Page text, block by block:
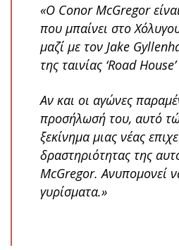
«Ο Conor McGregor
που μπαίνει στο
μαζί με τον Jake
της ταινίας ‘Road House’
Αν και οι αγώνες
προσήλωσή του, αυτό
ξεκίνημα μιας νέας
δραστηριότητας της
McGregor. Ανυπομονεί
γυρίσματα.»